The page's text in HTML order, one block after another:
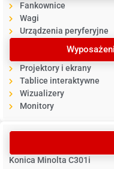
Fankownice
Wagi
Urządzenia peryferyjne
Projektory i ekrany
Tablice interaktywne
Wizualizery
Monitory
Konica Minolta C301i